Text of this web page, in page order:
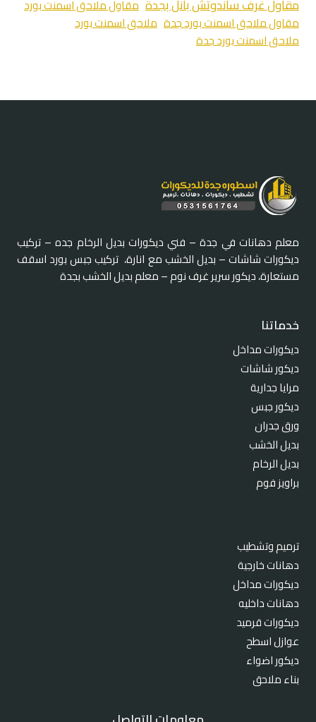
مقاول غرف ساندوتش بانل بجدة مقاول ملاحق اسمنت بورد
مقاول ملاحق اسمنت بورد جدة ملاحق اسمنت بورد
ملاحق اسمنت بورد جدة
معلم دهانات في جدة – فني ديكورات بديل الرخام جده – تركيب
ديكورات شاشات – بديل الخشب مع انارة، تركيب جبس بورد اسقف
مستعارة، ديكور سرير غرف نوم – معلم بديل الخشب بجدة
خدماتنا
ديكورات مداخل
ديكور شاشات
مرايا جدارية
ديكور جبس
ورق جدران
بديل الخشب
بديل الرخام
براويز فوم
ترميم وتشطيب
دهانات خارجية
ديكورات مداخل
دهانات داخليه
ديكورات قرميد
عوازل اسطح
ديكور اضواء
بناء ملاحق